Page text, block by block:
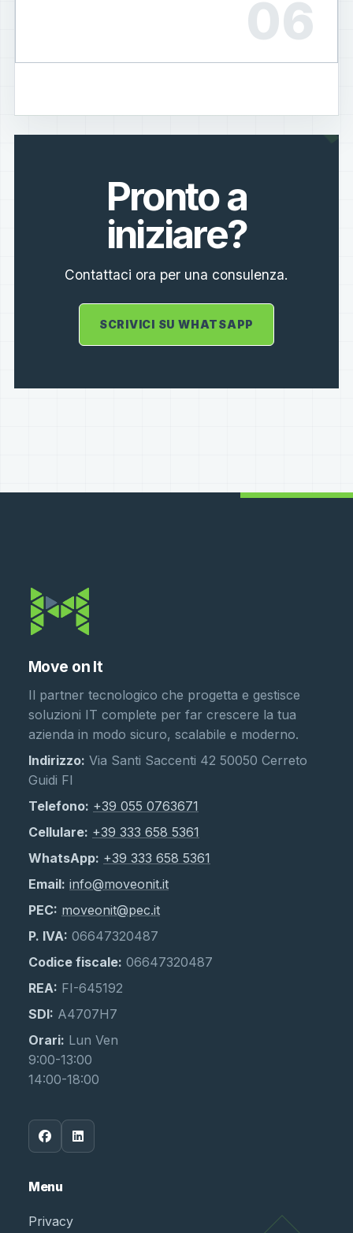
Pronto a
iniziare?
Contattaci ora per una consulenza.
SCRIVICI SU WHATSAPP
Move on It
Il partner tecnologico che progetta e gestisce
soluzioni IT complete per far crescere la tua
azienda in modo sicuro, scalabile e moderno.
Indirizzo: Via Santi Saccenti 42 50050 Cerreto
Guidi FI
Telefono: +39 055 0763671
Cellulare: +39 333 658 5361
WhatsApp: +39 333 658 5361
Email: info@moveonit.it
PEC: moveonit@pec.it
P. IVA: 06647320487
Codice fiscale: 06647320487
REA: FI-645192
SDI: A4707H7
Orari: Lun Ven
9:00-13:00
14:00-18:00
Menu
Privacy